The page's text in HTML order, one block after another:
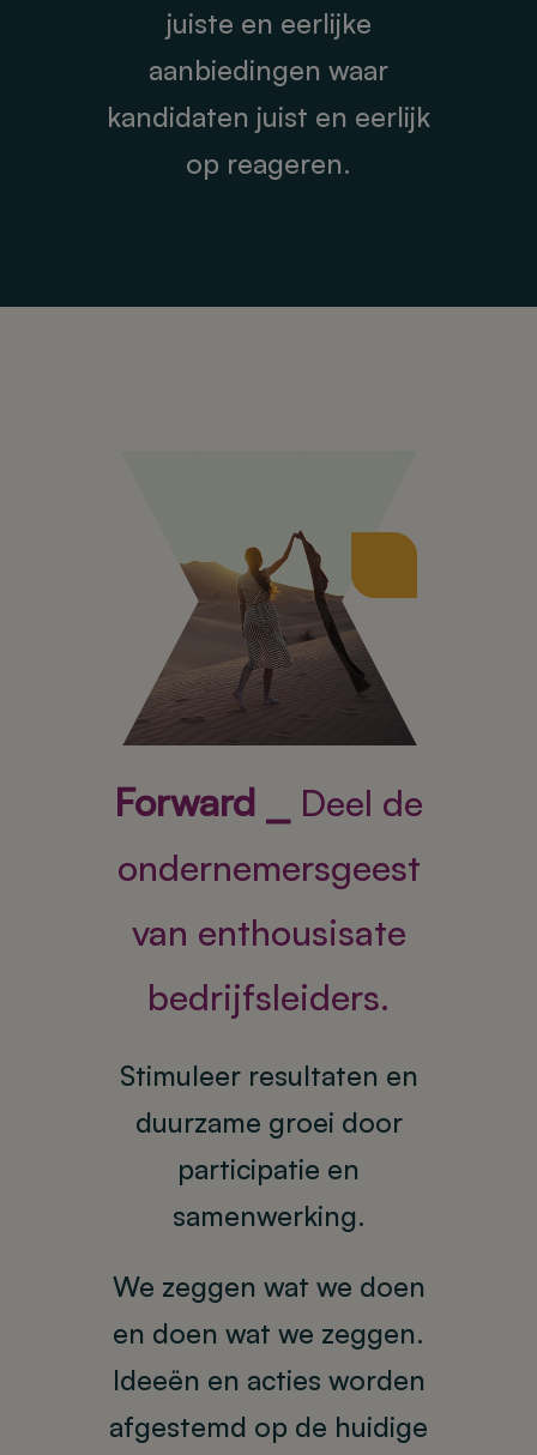
juiste en eerlijke
aanbiedingen waar
kandidaten juist en eerlijk
op reageren.
Forward ⎯
Deel de
ondernemersgeest
van enthousisate
bedrijfsleiders.
Stimuleer resultaten en
duurzame groei door
participatie en
samenwerking.
We zeggen wat we doen
en doen wat we zeggen.
Ideeën en acties worden
afgestemd op de huidige